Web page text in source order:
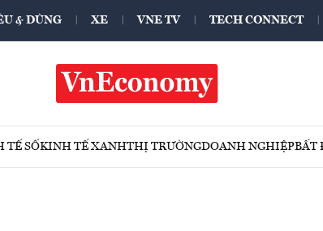
& DÙNG XE VNE TV TECH CONNECT
TẾ SỐKINH TẾ XANHTHỊ TRƯỜNGDOANH NGHIỆPBẤT